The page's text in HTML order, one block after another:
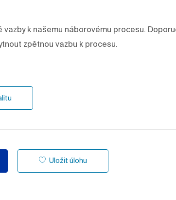
vazby k našemu náborovému procesu.
zpětnou vazbu k procesu.
Uložit úlohu